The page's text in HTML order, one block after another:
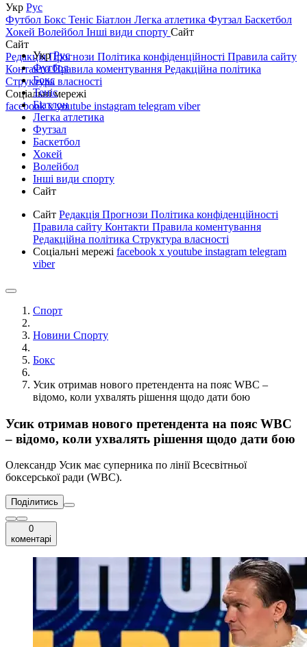
Укр Рус
Футбол Бокс Теніс Біатлон Легка атлетика Футзал Баскетбол
Хокей Волейбол Інші види спорту Сайт
Сайт
РедакціяПрогнози Політика конфіденційності Правила сайту
КонтактиПравила коментування Редакційна політика
Структура власності
Соціальні мережі
facebookxyoutube instagram telegram viber
УкрРус
Футбол
Бокс
Теніс
Біатлон
Легка атлетика
Футзал
Баскетбол
Хокей
Волейбол
Інші види спорту
Сайт
Сайт Редакція Прогнози Політика конфіденційності
Правила сайту Контакти Правила коментування
Редакційна політика Структура власності
Соціальні мережі facebook x youtube instagram telegram
viber
Спорт
Новини Спорту
Бокс
Усик отримав нового претендента на пояс WBC –
відомо, коли ухвалять рішення щодо дати бою
Усик отримав нового претендента на пояс WBC
– відомо, коли ухвалять рішення щодо дати бою
Олександр Усик має суперника по лінії Всесвітньої
боксерської ради (WBC).
Поділитись
0
коментарі